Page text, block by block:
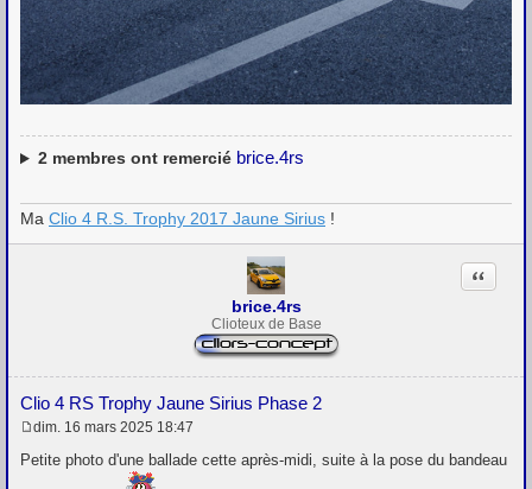
2membres ont remercié brice.4rs
Ma Clio 4 R.S. Trophy 2017 Jaune Sirius !
brice.4rs
Clioteux de Base
Clio 4 RS Trophy Jaune Sirius Phase 2
Citation
e
dim. 16 mars 2025 18:47
Petite photo d'une ballade cette après-midi, suite à la pose du bandeau